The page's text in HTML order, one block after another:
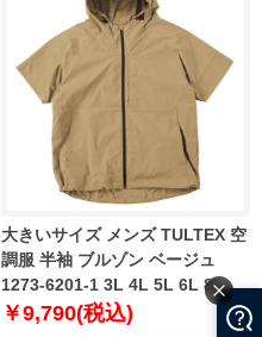
大きいサイズ メンズ TULTEX 空
調服 半袖 ブルゾン ベージュ
1273-6201-1 3L 4L 5L 6L 8L
￥9,790(税込)